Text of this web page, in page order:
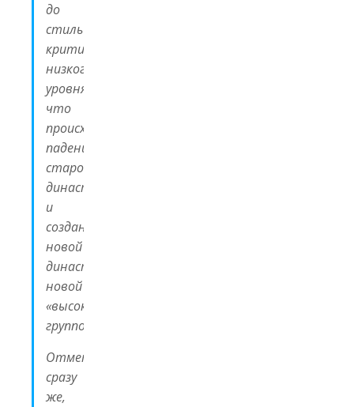
до
стиль
критически
низкого
уровня,
что
происходит
падение
старой
династии
и
создание
новой
династии
новой
«высокоасабиййной»
группой».
Отметим
сразу
же,